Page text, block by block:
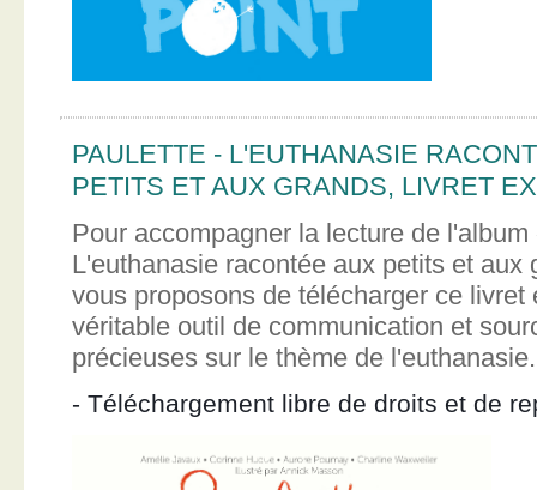
PAULETTE - L'EUTHANASIE
PETITS ET AUX GRANDS, LIVRET
Pour accompagner la lecture de
L'euthanasie racontée aux petits et aux
vous proposons de télécharger ce livret
véritable outil de communication et
précieuses sur le thème de l'euthanasie.
- Téléchargement libre de droits et de